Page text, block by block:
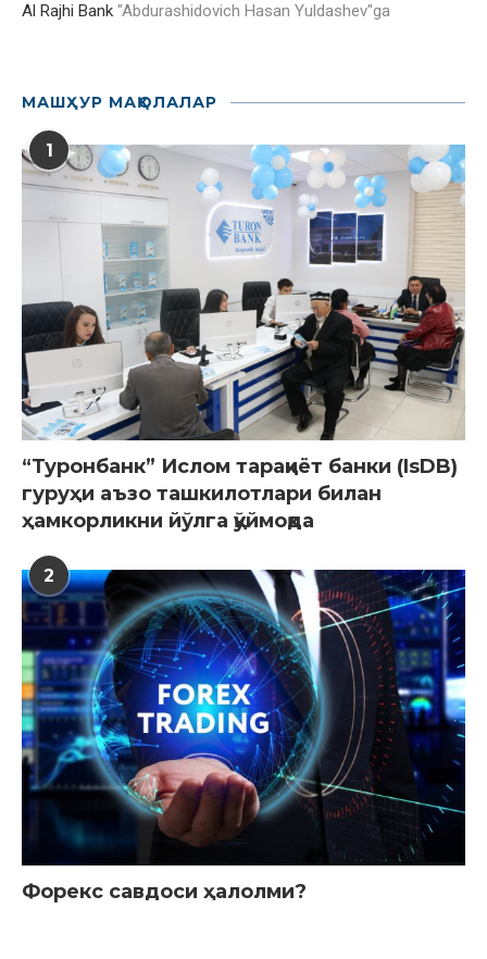
Al Rajhi Bank "Abdurashidovich Hasan Yuldashev"ga
МАШҲУР МАҚОЛАЛАР
1
“Туронбанк” Ислом тараққиёт банки (IsDB)
гуруҳи аъзо ташкилотлари билан
ҳамкорликни йўлга қўймоқда
2
Форекс савдоси ҳалолми?